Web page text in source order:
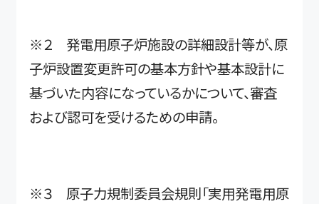
※２ 発電用原子炉施設の詳細設計等が、原
子炉設置変更許可の基本方針や基本設計に
基づいた内容になっているかについて、審査
および認可を受けるための申請。
※３ 原子力規制委員会規則「実用発電用原